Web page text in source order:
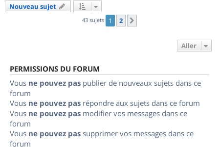
Nouveau sujet
43 sujets 1 2
Aller
PERMISSIONS DU FORUM
Vous ne pouvez pas publier de nouveaux sujets dans ce
forum
Vous ne pouvez pas répondre aux sujets dans ce forum
Vous ne pouvez pas modifier vos messages dans ce
forum
Vous ne pouvez pas supprimer vos messages dans ce
forum